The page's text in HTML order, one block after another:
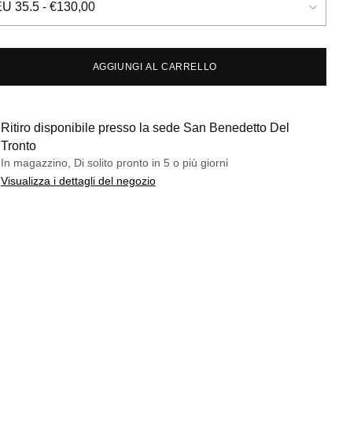
AGGIUNGI AL CARRELLO
Ritiro disponibile presso la sede San Benedetto Del
Tronto
In magazzino, Di solito pronto in 5 o più giorni
Visualizza i dettagli del negozio